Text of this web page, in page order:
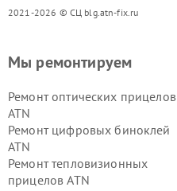
2021-2026 © СЦ blg.atn-fix.ru
Мы ремонтируем
Ремонт оптических прицелов
ATN
Ремонт цифровых биноклей
ATN
Ремонт тепловизионных
прицелов ATN